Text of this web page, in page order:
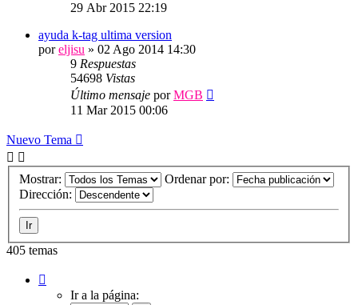
29 Abr 2015 22:19
ayuda k-tag ultima version
poreljisu » 02 Ago 2014 14:30
9 Respuestas
54698 Vistas
Último mensaje porMGB
11 Mar 2015 00:06
Nuevo Tema
Mostrar:
Ordenar por:
Dirección:
405 temas
Ir a la página: